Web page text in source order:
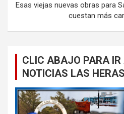
Esas viejas nuevas obras para
cuestan más
CLIC ABAJO PARA IR
NOTICIAS LAS